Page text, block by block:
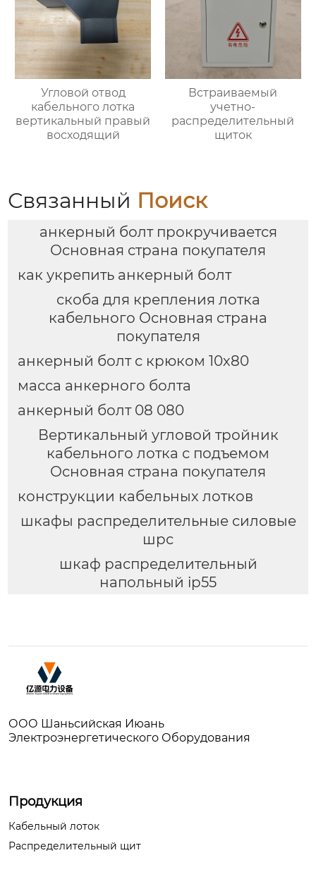
Угловой отвод
кабельного лотка
вертикальный правый
восходящий
Встраиваемый
учетно-
распределительный
щиток
Связанный Поиск
анкерный болт прокручивается
Основная страна покупателя
как укрепить анкерный болт
скоба для крепления лотка
кабельного Основная страна
покупателя
анкерный болт с крюком 10х80
масса анкерного болта
анкерный болт 08 080
Вертикальный угловой тройник
кабельного лотка с подъемом
Основная страна покупателя
конструкции кабельных лотков
шкафы распределительные силовые
шрс
шкаф распределительный
напольный ip55
ООО Шаньсийская Июань
Электроэнергетического Оборудования
Продукция
Кабельный лоток
Распределительный щит